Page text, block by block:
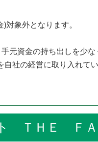
象外となります。
資金の持ち出しを少
社の経営に取り入れて
Ｅ ＦＡ